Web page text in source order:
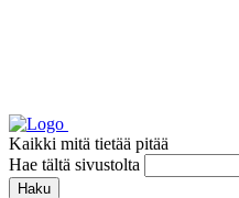
Kaikki mitä tietää pitää
Hae tältä sivustolta
Haku